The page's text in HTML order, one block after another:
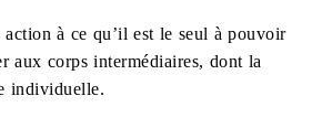
à ce qu’il est le seul à pouvoir
aux corps intermédiaires, dont la
individuelle.